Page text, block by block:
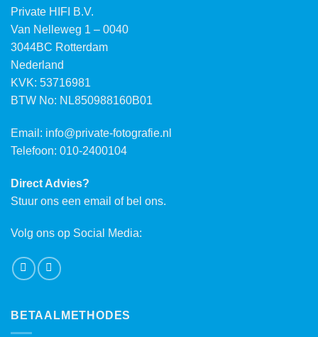
Private HIFI B.V.
Van Nelleweg 1 – 0040
3044BC Rotterdam
Nederland
KVK: 53716981
BTW No: NL850988160B01
Email: info@private-fotografie.nl
Telefoon: 010-2400104
Direct Advies?
Stuur ons een email of bel ons.
Volg ons op Social Media:
BETAALMETHODES